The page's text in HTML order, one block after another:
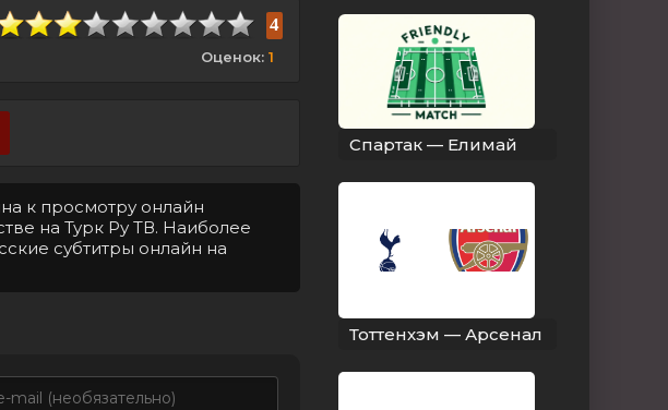
4
Оценок: 1
к просмотру онлайн
на Турк Ру ТВ. Наиболее
субтитры онлайн на
Спартак — Елимай
Тоттенхэм — Арсенал